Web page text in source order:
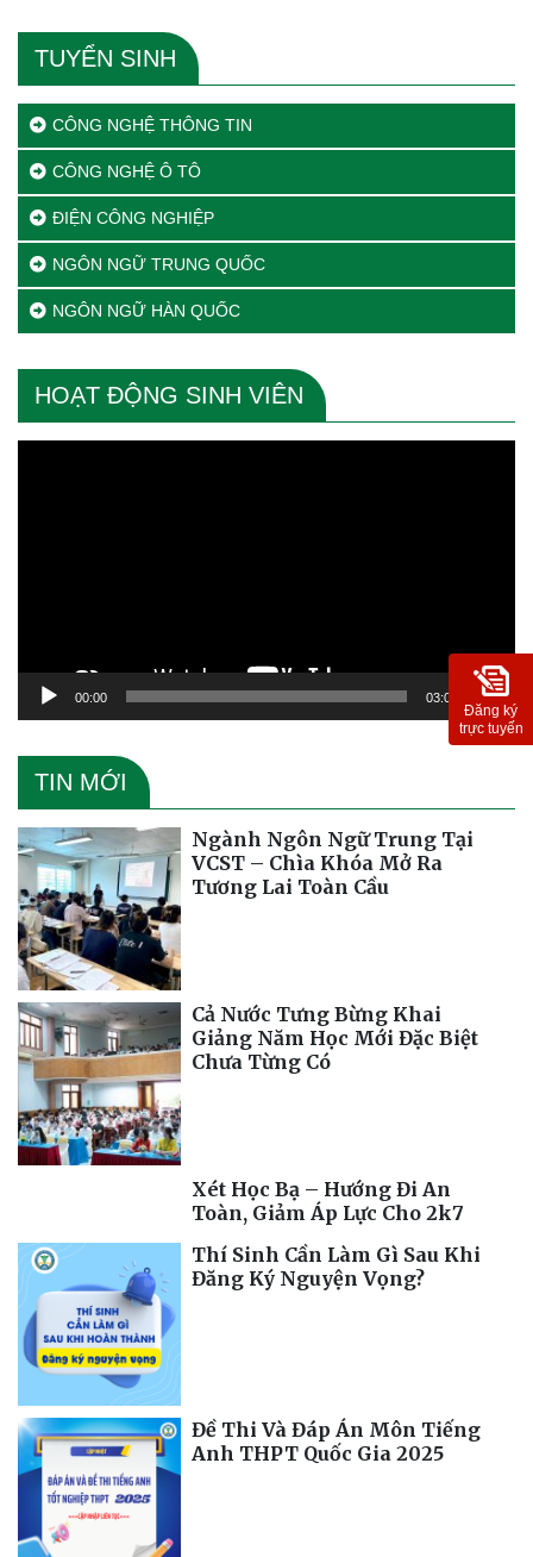
TUYỂN SINH
CÔNG NGHỆ THÔNG TIN
CÔNG NGHỆ Ô TÔ
ĐIỆN CÔNG NGHIỆP
NGÔN NGỮ TRUNG QUỐC
NGÔN NGỮ HÀN QUỐC
HOẠT ĐỘNG SINH VIÊN
00:00 03:09
TIN MỚI
Ngành Ngôn Ngữ Trung Tại
VCST – Chìa Khóa Mở Ra
Tương Lai Toàn Cầu
Cả Nước Tưng Bừng Khai
Giảng Năm Học Mới Đặc Biệt
Chưa Từng Có
Xét Học Bạ – Hướng Đi An
Toàn, Giảm Áp Lực Cho 2k7
Thí Sinh Cần Làm Gì Sau Khi
Đăng Ký Nguyện Vọng?
Đề Thi Và Đáp Án Môn Tiếng
Anh THPT Quốc Gia 2025
Đăng ký
trực tuyến